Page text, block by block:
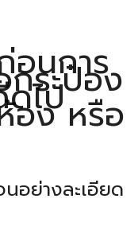
อนการ
กระป๋อง
ไป
อง หรือ
นอย่างละเอียด